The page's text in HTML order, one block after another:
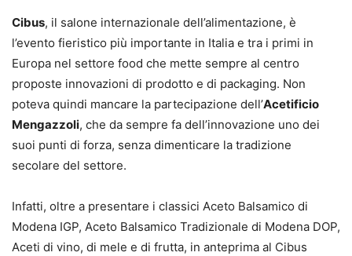
Cibus, il salone internazionale dell’alimentazione, è
l’evento fieristico più importante in Italia e tra i primi in
Europa nel settore food che mette sempre al centro
proposte innovazioni di prodotto e di packaging. Non
poteva quindi mancare la partecipazione dell’Acetificio
Mengazzoli, che da sempre fa dell’innovazione uno dei
suoi punti di forza, senza dimenticare la tradizione
secolare del settore.
Infatti, oltre a presentare i classici Aceto Balsamico di
Modena IGP, Aceto Balsamico Tradizionale di Modena DOP,
Aceti di vino, di mele e di frutta, in anteprima al Cibus